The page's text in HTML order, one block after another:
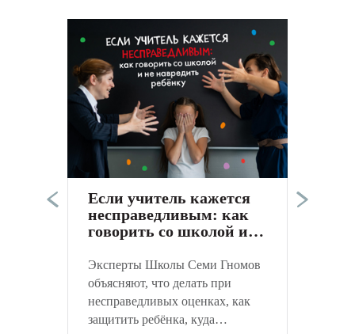
Если учитель кажется
несправедливым: как
говорить со школой и
Эксперты Школы Семи Гномов
объясняют, что делать при
несправедливых оценках, как
защитить ребёнка, куда